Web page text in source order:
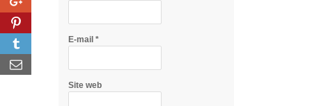
E-mail *
Site web